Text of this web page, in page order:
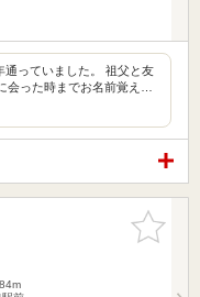
通っていました。 祖父と友
会った時までお名前覚え…
お気に入
りに追加